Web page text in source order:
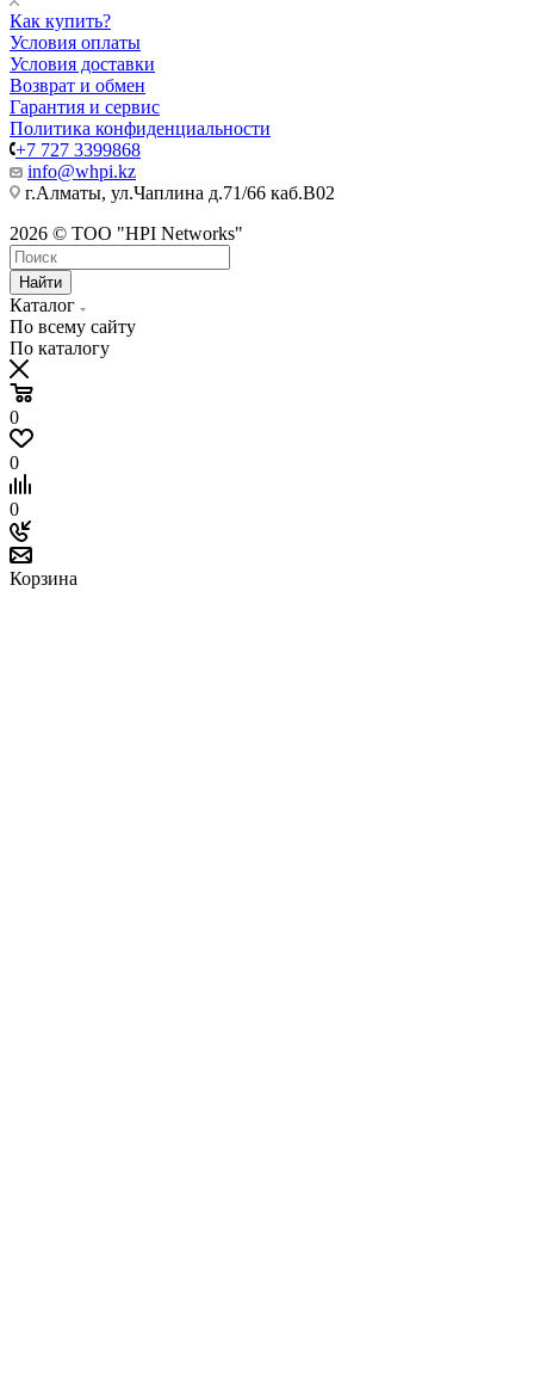
Как купить?
Условия оплаты
Условия доставки
Возврат и обмен
Гарантия и сервис
Политика конфиденциальности
+7 727 3399868
info@whpi.kz
г.Алматы, ул.Чаплина д.71/66 каб.B02
2026 © ТОО "HPI Networks"
Найти
Каталог
По всему сайту
По каталогу
0
0
0
Корзина